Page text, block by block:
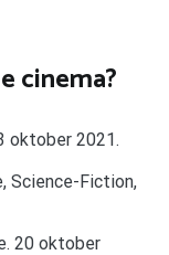
cinema?
oktober 2021.
Science-Fiction,
20 oktober